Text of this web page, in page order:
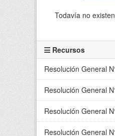
Todavía no
Recursos
Resolución General
Resolución General
Resolución General
Resolución General